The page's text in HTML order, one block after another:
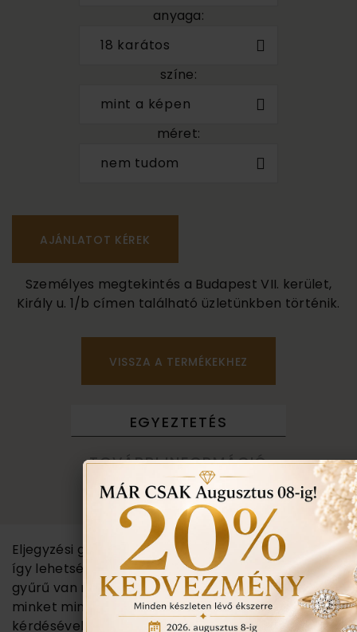
anyaga:
18 karátos
színe:
mint a képen
méret:
nem tudom
Személyes megtekintés a Budapest VII. kerület,
Király u. 1/b címen található üzletünkben történik.
VISSZA A TERMÉKEKHEZ
EGYEZTETÉS
TOVÁBBI INFORMÁCIÓ
TUDNIVALÓK
Eljegyzési gyűrű kollekciónk folyamatosan változik,
így lehetséges, hogy üzletünkben több eljegyzési
gyűrű van raktáron, mint az oldalunkon. Keressen
minket minden eljegyzési gyűrűvel kapcsolatos
kérdésével, szívesen segítünk! Amennyiben nálunk